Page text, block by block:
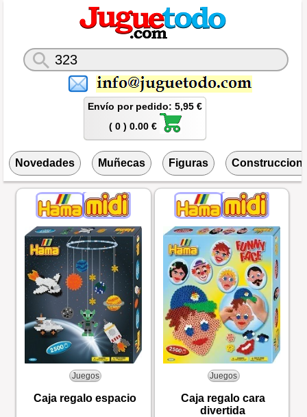
Envío por pedido: 5,95 €
( 0 ) 0.00 €
Novedades Muñecas Figuras
Juegos
Caja regalo espacio
Juegos
Caja regalo cara
divertida